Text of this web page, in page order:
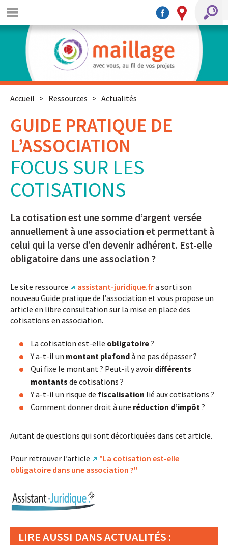
Accueil > Ressources > Actualités
GUIDE PRATIQUE DE
L’ASSOCIATION
FOCUS SUR LES
COTISATIONS
La cotisation est une somme d’argent versée
annuellement à une association et permettant à
celui qui la verse d’en devenir adhérent. Est-elle
obligatoire dans une association ?
Le site ressource assistant-juridique.fra sorti son
nouveau Guide pratique de l’association et vous propose un
article en libre consultation sur la mise en place des
cotisations en association.
La cotisation est-elle obligatoire?
Y a-t-il un montant plafondà ne pas dépasser ?
Qui fixe le montant ? Peut-il y avoir différents
montants de cotisations ?
Y a-t-il un risque de fiscalisation lié aux cotisations ?
Comment donner droit à une réduction d’impôt?
Autant de questions qui sont décortiquées dans cet article.
Pour retrouver l’article
"La cotisation est-elle
obligatoire dans une association ?"
LIRE AUSSI DANS ACTUALITÉS :